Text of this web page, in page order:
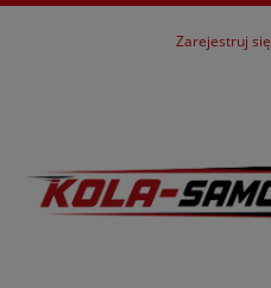
Zarejestruj się